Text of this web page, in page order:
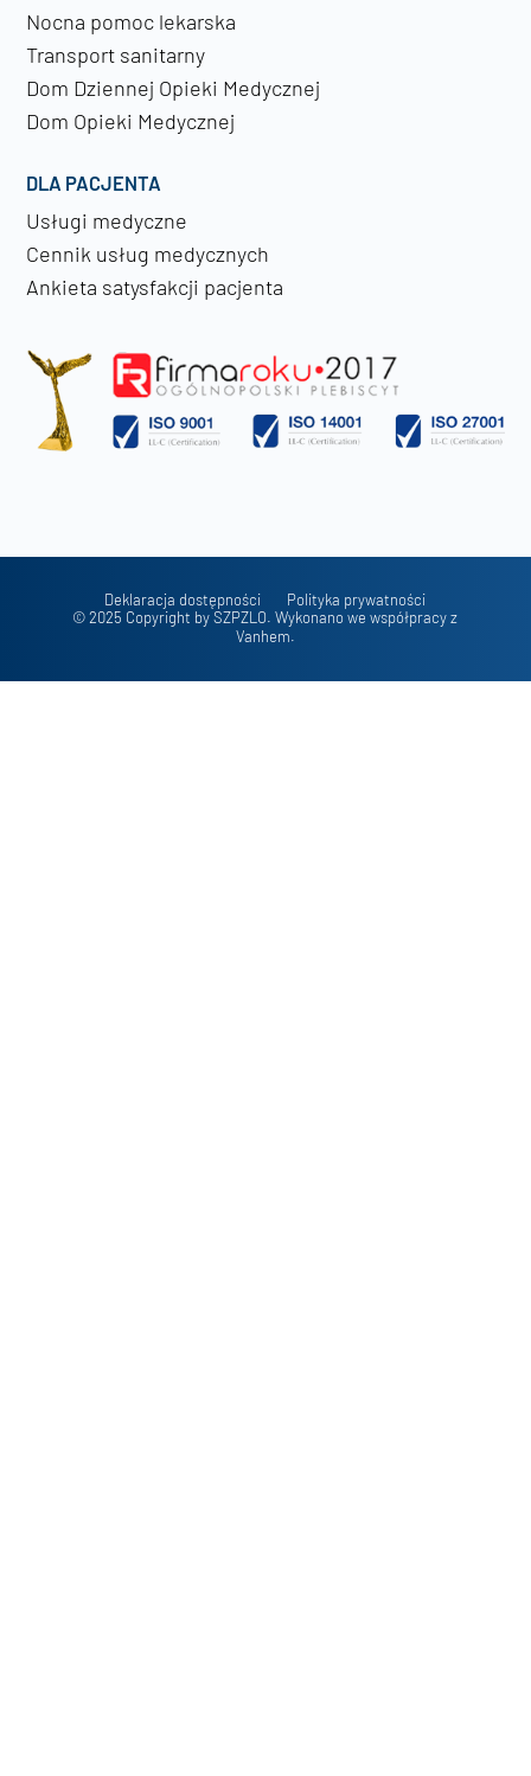
Nocna pomoc lekarska
Transport sanitarny
Dom Dziennej Opieki Medycznej
Dom Opieki Medycznej
DLA PACJENTA
Usługi medyczne
Cennik usług medycznych
Ankieta satysfakcji pacjenta
© 2025 Copyright by SZPZLO. Wykonano we współpracy z
Vanhem.
Deklaracja dostępności Polityka prywatności